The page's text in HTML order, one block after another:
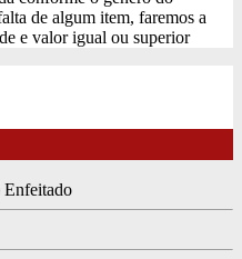
de algum item, faremos a
e valor igual ou superior
Enfeitado